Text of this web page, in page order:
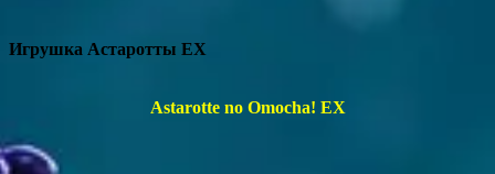
Игрушка Астаротты EX
Astarotte no Omocha! EX